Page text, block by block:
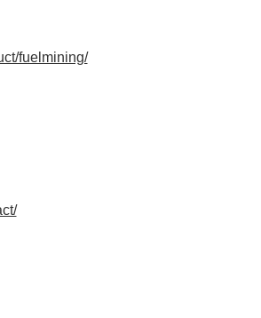
fuelmining/